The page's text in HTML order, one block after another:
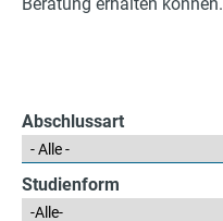
r
Beratung erhalten können.
Abschlussart
Studienform